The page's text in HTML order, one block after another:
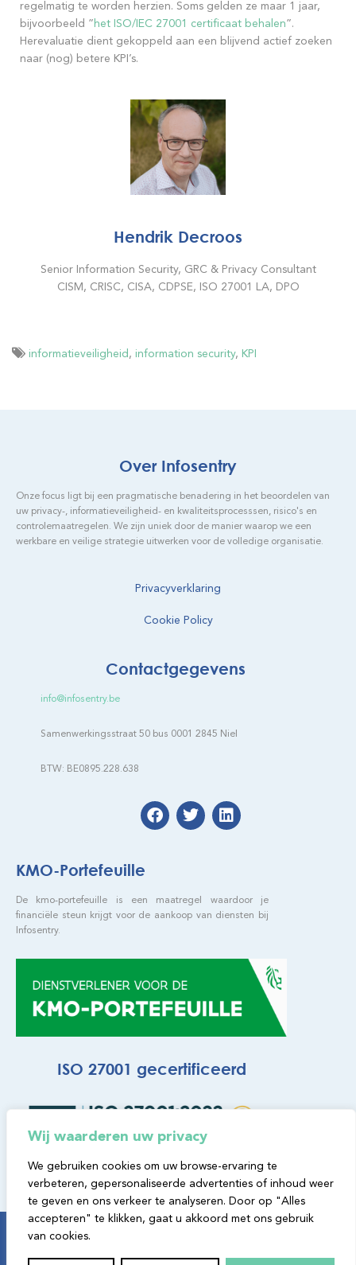
Wij waarderen uw privacy
We gebruiken cookies om uw browse-ervaring te
verbeteren, gepersonaliseerde advertenties of inhoud weer
te geven en ons verkeer te analyseren. Door op "Alles
accepteren" te klikken, gaat u akkoord met ons gebruik
van cookies.
regelmatig te worden herzien. Soms gelden ze maar 1 jaar,
bijvoorbeeld ” het ISO/IEC 27001 certificaat behalen”.
Herevaluatie dient gekoppeld aan een blijvend actief zoeken
naar (nog) betere KPI’s.
Hendrik Decroos
Senior Information Security, GRC & Privacy Consultant
CISM, CRISC, CISA, CDPSE, ISO 27001 LA, DPO
informatieveiligheid , information security, KPI
Over Infosentry
Onze focus ligt bij een pragmatische benadering in het beoordelen van
uw privacy-, informatieveiligheid- en kwaliteitsprocesssen, risico's en
controlemaatregelen. We zijn uniek door de manier waarop we een
werkbare en veilige strategie uitwerken voor de volledige organisatie.
Privacyverklaring
Cookie Policy
Contactgegevens
info@infosentry.be
Samenwerkingsstraat 50 bus 0001 2845 Niel
BTW: BE0895.228.638
KMO-Portefeuille
De kmo-portefeuille is een maatregel waardoor je
financiële steun krijgt voor de aankoop van diensten bij
Infosentry.
ISO 27001 gecertificeerd
© Copyright Infosentry NV 2026.​
Webdesign by Headr.